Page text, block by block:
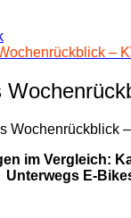
–
im Vergleich:
Unterwegs E-